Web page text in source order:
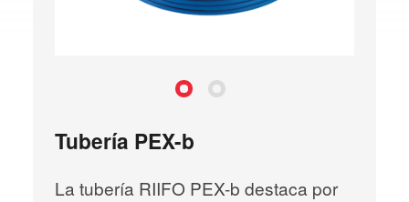
Tubería PEX-b
La tubería RIIFO PEX-b destaca por